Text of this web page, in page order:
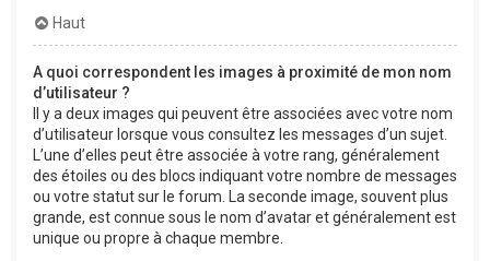
Haut
A quoi correspondent les images à proximité de mon nom
d’utilisateur ?
Il y a deux images qui peuvent être associées avec votre nom
d’utilisateur lorsque vous consultez les messages d’un sujet.
L’une d’elles peut être associée à votre rang, généralement
des étoiles ou des blocs indiquant votre nombre de messages
ou votre statut sur le forum. La seconde image, souvent plus
grande, est connue sous le nom d’avatar et généralement est
unique ou propre à chaque membre.